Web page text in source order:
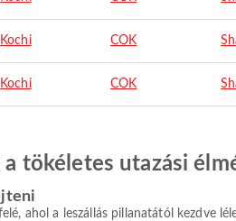
Kochi COK
Kochi COK
a tökéletes utazási
ahol a leszállás pillanatától kezdve